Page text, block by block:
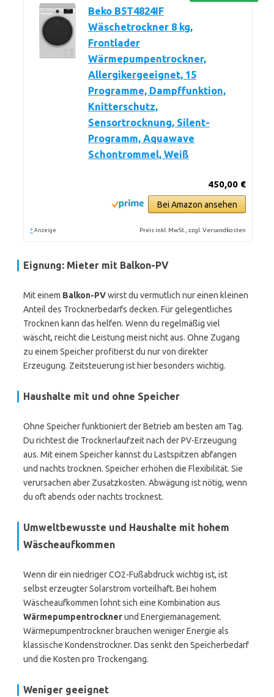
Beko B5T4824IF
Wäschetrockner 8 kg,
Frontlader
Wärmepumpentrockner,
Allergikergeeignet, 15
Programme, Dampffunktion,
Knitterschutz,
Sensortrocknung, Silent-
Programm, Aquawave
Schontrommel, Weiß
450,00 €
Bei Amazon ansehen
* Anzeige Preis inkl. MwSt., zzgl. Versandkosten
Eignung: Mieter mit Balkon-PV
Mit einem Balkon-PVwirst du vermutlich nur einen kleinen
Anteil des Trocknerbedarfs decken. Für gelegentliches
Trocknen kann das helfen. Wenn du regelmäßig viel
wäscht, reicht die Leistung meist nicht aus. Ohne Zugang
zu einem Speicher profitierst du nur von direkter
Erzeugung. Zeitsteuerung ist hier besonders wichtig.
Haushalte mit und ohne Speicher
Ohne Speicher funktioniert der Betrieb am besten am Tag.
Du richtest die Trocknerlaufzeit nach der PV-Erzeugung
aus. Mit einem Speicher kannst du Lastspitzen abfangen
und nachts trocknen. Speicher erhöhen die Flexibilität. Sie
verursachen aber Zusatzkosten. Abwägung ist nötig, wenn
du oft abends oder nachts trocknest.
Umweltbewusste und Haushalte mit hohem
Wäscheaufkommen
Wenn dir ein niedriger CO2-Fußabdruck wichtig ist, ist
selbst erzeugter Solarstrom vorteilhaft. Bei hohem
Wäscheaufkommen lohnt sich eine Kombination aus
Wärmepumpentrocknerund Energiemanagement.
Wärmepumpentrockner brauchen weniger Energie als
klassische Kondenstrockner. Das senkt den Speicherbedarf
und die Kosten pro Trockengang.
Weniger geeignet